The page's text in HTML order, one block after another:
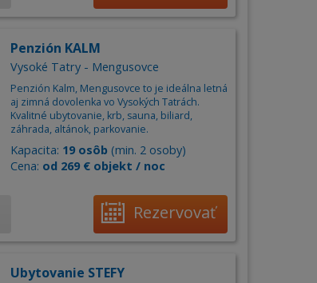
Penzión KALM
Vysoké Tatry - Mengusovce
Penzión Kalm, Mengusovce to je ideálna letná
aj zimná dovolenka vo Vysokých Tatrách.
Kvalitné ubytovanie, krb, sauna, biliard,
záhrada, altánok, parkovanie.
Kapacita: 19 osôb (min. 2 osoby)
Cena: od 269 € objekt / noc
Rezervovať
Ubytovanie STEFY